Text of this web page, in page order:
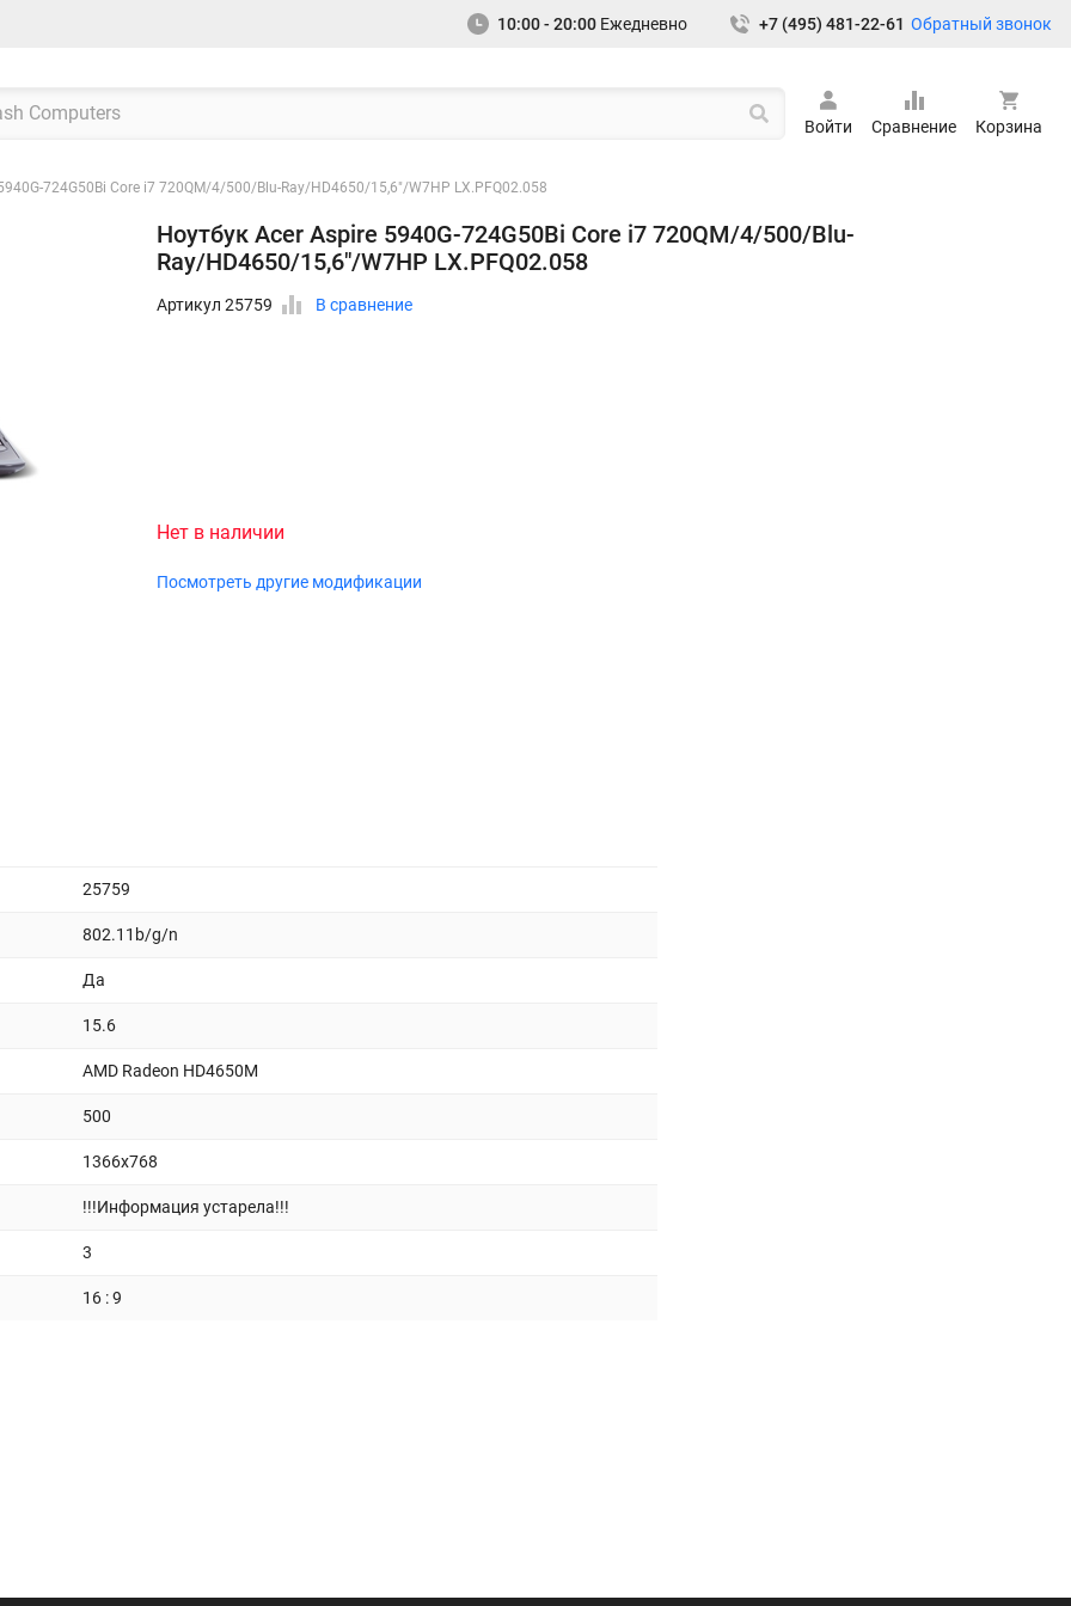
10:00 - 20:00 Ежедневно +7 (495) 481-22-61 Обратный звонок
Войти Сравнение Корзина
724G50Bi Core i7 720QM/4/500/Blu-Ray/HD4650/15,6"/W7HP LX.PFQ02.058
Ноутбук Acer Aspire 5940G-724G50Bi Core i7 720QM/4/500/Blu-
Ray/HD4650/15,6"/W7HP LX.PFQ02.058
Артикул 25759 В сравнение
Нет в наличии
Посмотреть другие модификации
25759
802.11b/g/n
Да
15.6
AMD Radeon HD4650M
500
1366x768
!!!Информация устарела!!!
3
16 : 9